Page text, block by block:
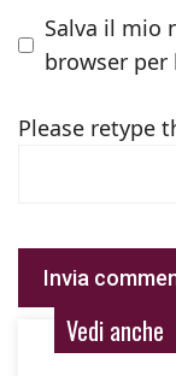
Salva il mio
browser
Please retype
Vedi anche